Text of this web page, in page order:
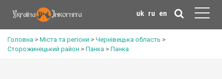
uk ru en
Головна > Міста та регіони > Чернівецька область >
Сторожинецький район > Панка > Панка